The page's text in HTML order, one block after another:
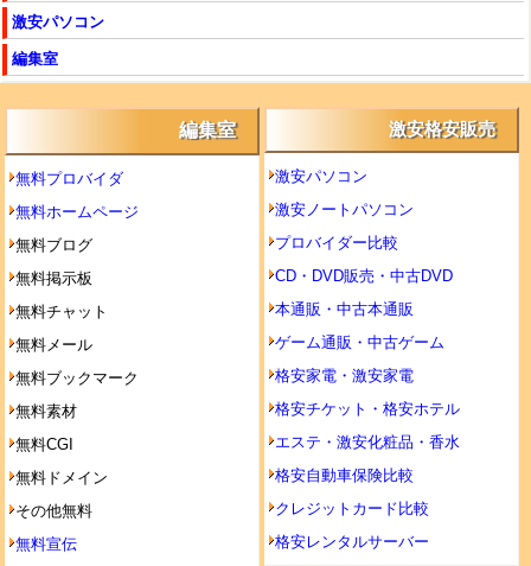
激安パソコン
編集室
編集室
無料プロバイダ
無料ホームページ
無料ブログ
無料掲示板
無料チャット
無料メール
無料ブックマーク
無料素材
無料CGI
無料ドメイン
その他無料
無料宣伝
激安格安販売
激安パソコン
激安ノートパソコン
プロバイダー比較
CD・DVD販売・中古DVD
本通販・中古本通販
ゲーム通販・中古ゲーム
格安家電・激安家電
格安チケット・格安ホテル
エステ・激安化粧品・香水
格安自動車保険比較
クレジットカード比較
格安レンタルサーバー